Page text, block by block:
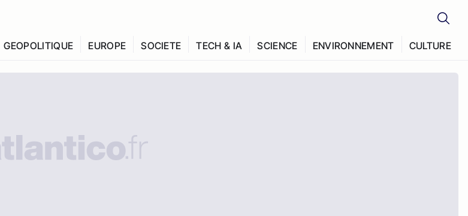
GEOPOLITIQUE EUROPE SOCIETE TECH & IA SCIENCE ENVIRONNEMENT CULTURE